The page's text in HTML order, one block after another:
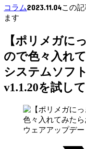
コラム2023.11.04この
ます
【ポリメガに
ので色々入れ
システムソフ
v1.1.20を試し